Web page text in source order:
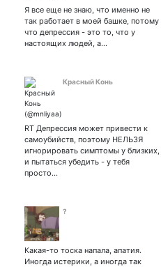
Я все еще не знаю, что именно не
так работает в моей башке, потому
что депрессия - это то, что у
настоящих людей, а…
Красный Конь
RT Депрессия может привести к
самоубийств, поэтому НЕЛЬЗЯ
игнорировать симптомы у близких,
и пытаться убедить - у тебя
просто…
?
Какая-то тоска напала, апатия.
Иногда истерики, а иногда так